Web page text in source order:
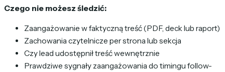
Czego nie możesz śledzić:
Zaangażowanie w faktyczną treść (PDF, deck lub raport)
Zachowania czytelnicze per strona lub sekcja
Czy lead udostępnił treść wewnętrznie
Prawdziwe sygnały zaangażowania do timingu follow-